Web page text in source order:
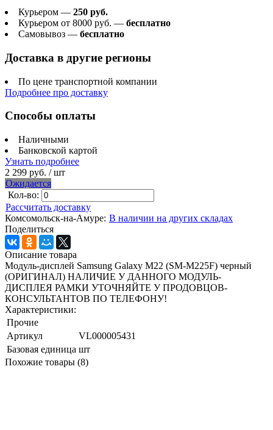
Курьером — 250 руб.
Курьером от 8000 руб. — бесплатно
Самовывоз — бесплатно
Доставка в другие регионы
По цене транспортной компании
Подробнее про доставку
Способы оплаты
Наличными
Банковской картой
Узнать подробнее
2 299 руб. / шт
Ожидается
Кол-во:
Рассчитать доставку
Комсомольск-на-Амуре: В наличии на других складах
Поделиться
Описание товара
Модуль-дисплей Samsung Galaxy M22 (SM-M225F) черный
(ОРИГИНАЛ) НАЛИЧИЕ У ДАННОГО МОДУЛЬ-
ДИСПЛЕЯ РАМКИ УТОЧНЯЙТЕ У ПРОДОВЦОВ-
КОНСУЛЬТАНТОВ ПО ТЕЛЕФОНУ!
Характеристики:
Прочие
Артикул
VL000005431
Базовая единица шт
Похожие товары (8)